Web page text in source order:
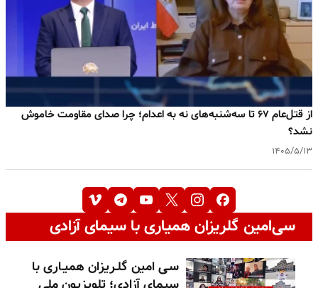
از قتل‌عام ۶۷ تا سه‌شنبه‌های نه به اعدام؛ چرا صدای مقاومت خاموش
نشد؟
۱۴۰۵/۵/۱۳
سی‌امین گلریزان همیاری با سیمای آزادی
سـی امین گلـریزان همیـاری با